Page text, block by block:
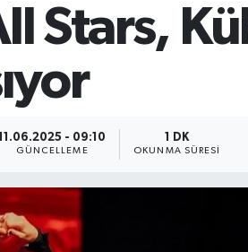
Stars,
11.06.2025 - 09:10
GÜNCELLEME
1 DK
OKUNMA SÜRESI